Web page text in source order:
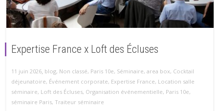
Expertise France x Loft des Écluses
11 juin 2026, blog, Non classé, Paris 10e, Séminaire, area box, Cocktail
déjeunatoire, Événement corporate, Expertise France, Location salle
séminaire, Loft des Écluses, Organisation événementielle, Paris 10e,
séminaire Paris, Traiteur séminaire